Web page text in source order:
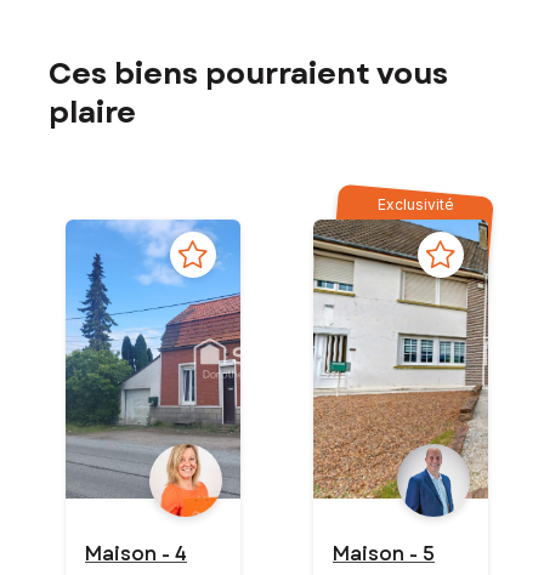
Ces biens pourraient vous
plaire
Maison - 4
Exclusivité
Maison - 5